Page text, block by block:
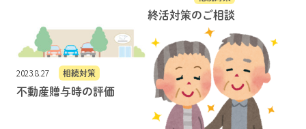
終活対策のご相談
2023.8.27 相続対策
不動産贈与時の評価